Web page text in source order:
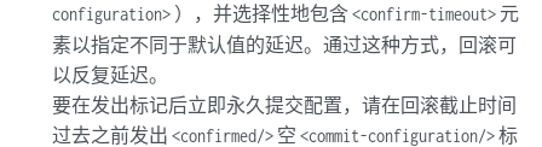
configuration> ），并选择性地包含<confirm-timeout> 元
素以指定不同于默认值的延迟。通过这种方式，回滚可
以反复延迟。
要在发出标记后立即永久提交配置，请在回滚截止时间
过去之前发出<confirmed/> 空<commit-configuration/>标